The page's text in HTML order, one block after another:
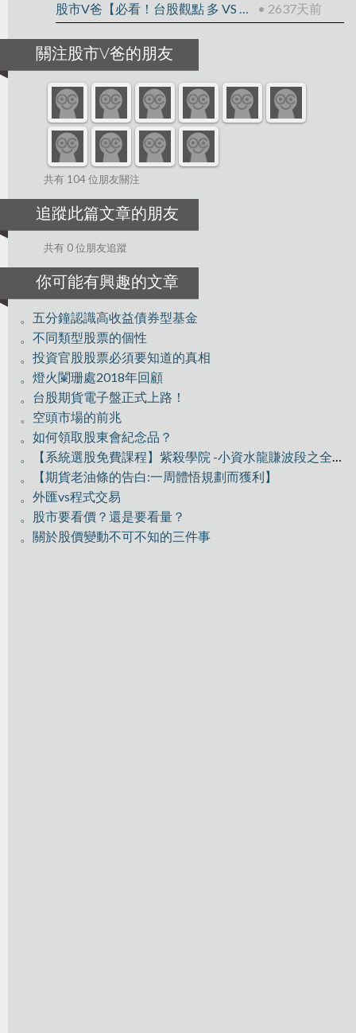
股市V爸【必看！台股觀點 多 VS 空】
• 2637天前
關注股市V爸的朋友
共有 104 位朋友關注
追蹤此篇文章的朋友
共有 0 位朋友追蹤
你可能有興趣的文章
。五分鐘認識高收益債券型基金
。不同類型股票的個性
。投資官股股票必須要知道的真相
。燈火闌珊處2018年回顧
。台股期貨電子盤正式上路！
。空頭市場的前兆
。如何領取股東會紀念品？
。【系統選股免費課程】紫殺學院 -小資水龍賺波段之全員獵殺GIS
。【期貨老油條的告白:一周體悟規劃而獲利】
。外匯vs程式交易
。股市要看價？還是要看量？
。關於股價變動不可不知的三件事